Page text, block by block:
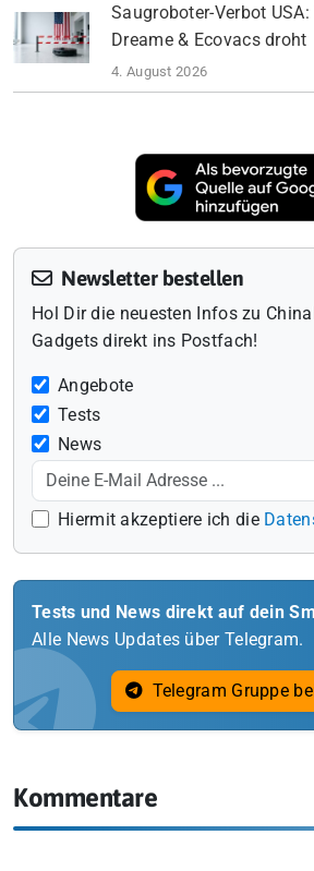
Saugroboter-Verbot
Dreame & Ecovacs droht
4. August 2026
Newsletter bestellen
Hol Dir die neuesten Infos zu
Gadgets direkt ins Postfach!
Angebote
Tests
News
Hiermit akzeptiere ich die
Tests und News direkt auf dein
Alle News Updates über Telegram.
Telegram Gruppe
Kommentare